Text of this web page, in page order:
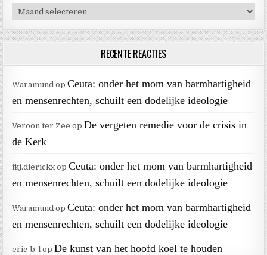
Archieven
RECENTE REACTIES
Waramund opCeuta: onder het mom van barmhartigheid
en mensenrechten, schuilt een dodelijke ideologie
Veroon ter Zee op De vergeten remedie voor de crisis in
de Kerk
fkj.dierickx opCeuta: onder het mom van barmhartigheid
en mensenrechten, schuilt een dodelijke ideologie
Waramund opCeuta: onder het mom van barmhartigheid
en mensenrechten, schuilt een dodelijke ideologie
eric-b-l op De kunst van het hoofd koel te houden